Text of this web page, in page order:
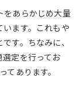
をあらかじめ大量
ます。これもや
す。ちなみに、
定を行ってお
てあります。